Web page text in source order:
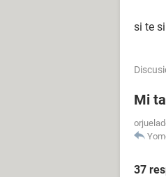
si te
Mi
37